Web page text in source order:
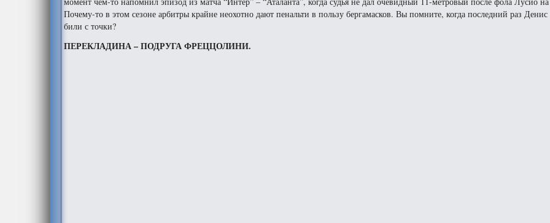
Почему-то в этом сезоне арбитры крайне неохотно дают пенальти в пользу бергамасков. Вы помните, когда последний раз
били с точки?
ПЕРЕКЛАДИНА – ПОДРУГА ФРЕЦЦОЛИНИ.